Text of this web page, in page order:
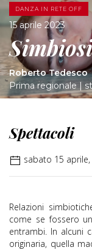
DANZA IN RETE OFF
15 aprile 2023
Simbiosi
Roberto Tedesco
Prima regionale |
Spettacoli
sabato 15 aprile,
Relazioni
come se fossero
entrambi. In alcuni
originaria, quella